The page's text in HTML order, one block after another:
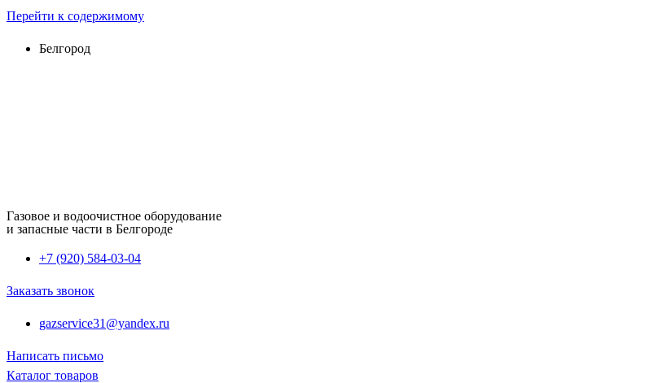
Перейти к содержимому
Белгород
Газовое и водоочистное оборудование
и запасные части в Белгороде
+7 (920) 584-03-04
Заказать звонок
gazservice31@yandex.ru
Написать письмо
Каталог товаров